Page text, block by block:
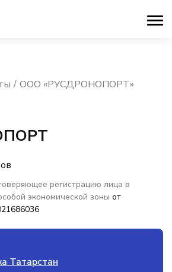
ООО «РУСДРОНОПОРТ»
регистрацию лица в
экономической зоны от
Татарстан